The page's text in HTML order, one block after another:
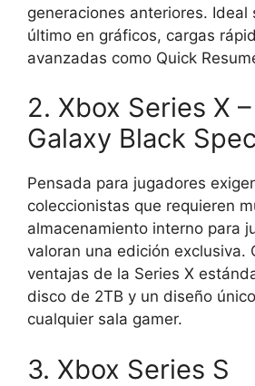
generaciones anteriores. Ideal
último en gráficos, cargas
avanzadas como Quick
2. Xbox Series X
Galaxy Black
Pensada para jugadores
coleccionistas que requieren
almacenamiento interno para
valoran una edición exclusiva.
ventajas de la Series X
disco de 2TB y un diseño
cualquier sala gamer.
3. Xbox Series S